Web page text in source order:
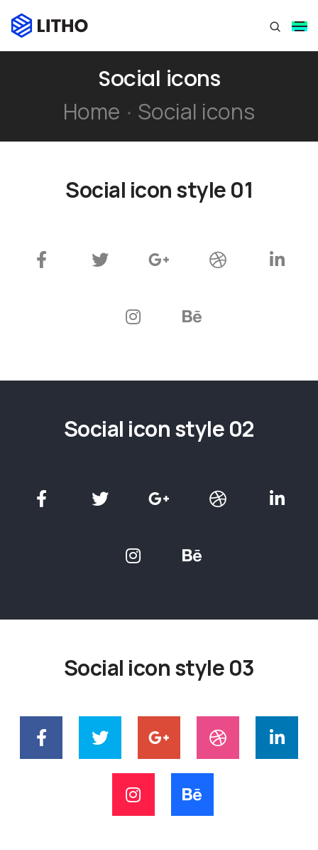
Social icons
Home Social icons
Social icon style 01
Social icon style 02
Social icon style 03